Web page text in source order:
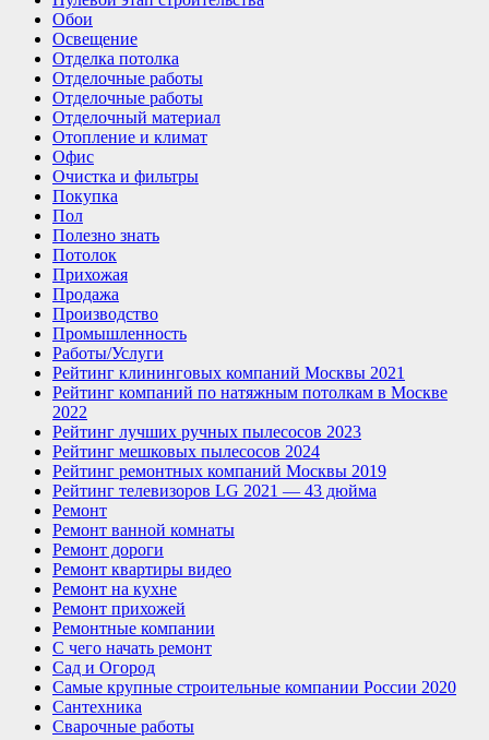
Обои
Освещение
Отделка потолка
Отделочные работы
Отделочные работы
Отделочный материал
Отопление и климат
Офис
Очистка и фильтры
Покупка
Пол
Полезно знать
Потолок
Прихожая
Продажа
Производство
Промышленность
Работы/Услуги
Рейтинг клининговых компаний Москвы 2021
Рейтинг компаний по натяжным потолкам в Москве
2022
Рейтинг лучших ручных пылесосов 2023
Рейтинг мешковых пылесосов 2024
Рейтинг ремонтных компаний Москвы 2019
Рейтинг телевизоров LG 2021 — 43 дюйма
Ремонт
Ремонт ванной комнаты
Ремонт дороги
Ремонт квартиры видео
Ремонт на кухне
Ремонт прихожей
Ремонтные компании
С чего начать ремонт
Сад и Огород
Самые крупные строительные компании России 2020
Сантехника
Сварочные работы